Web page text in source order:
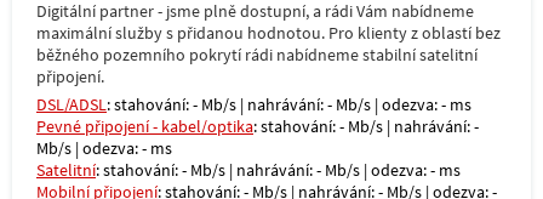
Digitální partner - jsme plně dostupní, a rádi Vám nabídneme
maximální služby s přidanou hodnotou. Pro klienty z oblastí bez
běžného pozemního pokrytí rádi nabídneme stabilní satelitní
připojení.
DSL/ADSL: stahování: - Mb/s | nahrávání: - Mb/s | odezva: - ms
Pevné připojení - kabel/optika: stahování: - Mb/s | nahrávání: -
Mb/s | odezva: - ms
Satelitní: stahování: - Mb/s | nahrávání: - Mb/s | odezva: - ms
Mobilní připojení: stahování: - Mb/s | nahrávání: - Mb/s | odezva: -